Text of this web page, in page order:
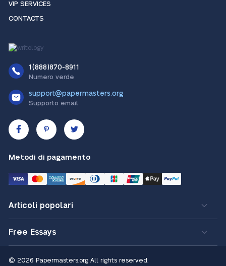
VIP SERVICES
CONTACTS
1(888)870-8911
Numero verde
support@papermasters.org
Supporto email
Metodi di pagamento
Articoli popolari
Free Essays
© 2026 Papermasters.org All rights reserved.